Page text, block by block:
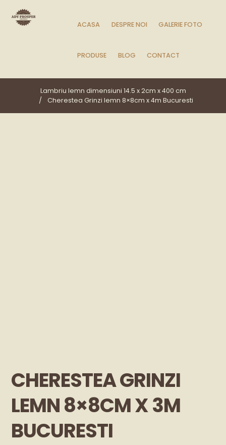
ACASA DESPRE NOI GALERIE FOTO
PRODUSE BLOG CONTACT
Lambriu lemn dimensiuni 14.5 x 2cm x 400 cm
Cherestea Grinzi lemn 8×8cm x 4m Bucuresti
CHERESTEA GRINZI
LEMN 8×8CM X 3M
BUCURESTI